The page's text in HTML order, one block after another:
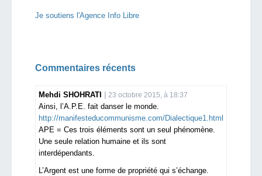
Je soutiens l'Agence Info Libre
Commentaires récents
Mehdi SHOHRATI 23 octobre 2015, à 18:37
Ainsi, l’A.P.E. fait danser le monde.
http://manifesteducommunisme.com/Dialectique1.html
APE = Ces trois éléments sont un seul phénomène.
Une seule relation humaine et ils sont
interdépendants.
L’Argent est une forme de propriété qui s’échange.